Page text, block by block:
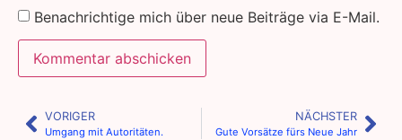
Benachrichtige mich über neue Beiträge via E-Mail.
VORIGER
Umgang mit Autoritäten.
NÄCHSTER
Gute Vorsätze fürs Neue Jahr